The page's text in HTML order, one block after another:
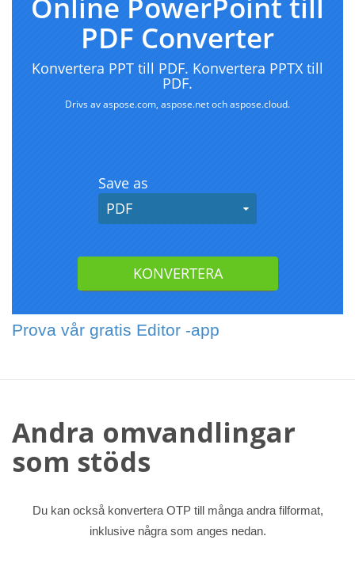
Prova vår gratis Editor -app
Andra omvandlingar
som stöds
Du kan också konvertera OTP till många andra filformat,
inklusive några som anges nedan.